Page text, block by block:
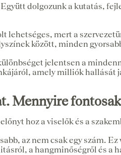
dolgozunk a kutatás,
mert a
között, minden
jelentsen a
amely milliók hallását
Mennyire
hoz a viselők és a
az nem csak egy szám.
a hangminőségről és a